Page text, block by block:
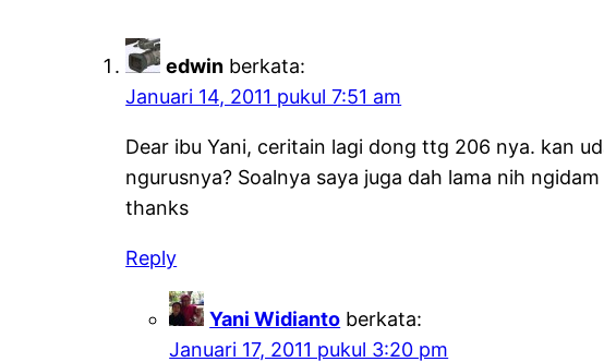
edwin berkata:
Januari 14, 2011 pukul 7:51 am
Dear ibu Yani, ceritain lagi dong ttg 206 nya. kan
ngurusnya? Soalnya saya juga dah lama nih
thanks
Reply
Yani Widianto berkata:
Januari 17, 2011 pukul 3:20 pm